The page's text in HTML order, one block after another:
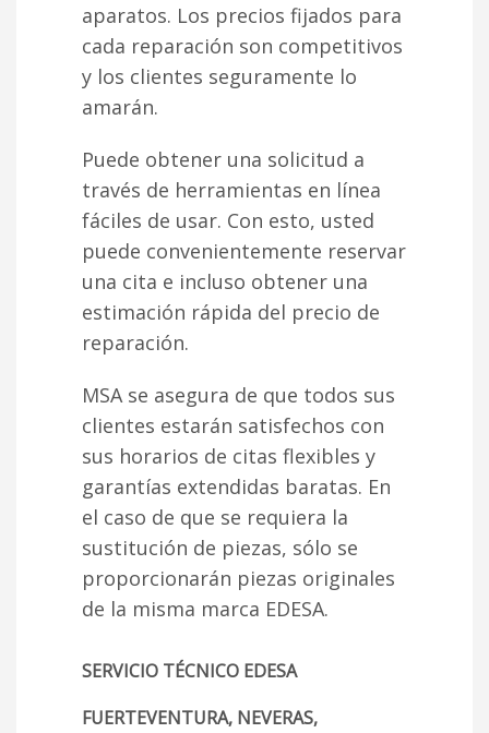
aparatos. Los precios fijados para
cada reparación son competitivos
y los clientes seguramente lo
amarán.
Puede obtener una solicitud a
través de herramientas en línea
fáciles de usar. Con esto, usted
puede convenientemente reservar
una cita e incluso obtener una
estimación rápida del precio de
reparación.
MSA se asegura de que todos sus
clientes estarán satisfechos con
sus horarios de citas flexibles y
garantías extendidas baratas. En
el caso de que se requiera la
sustitución de piezas, sólo se
proporcionarán piezas originales
de la misma marca EDESA.
SERVICIO TÉCNICO EDESA
FUERTEVENTURA, NEVERAS,